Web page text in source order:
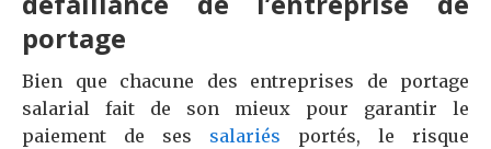
portage
Bien que chacune des entreprises de portage
salarial fait de son mieux pour garantir le
paiement de ses salariés portés, le risque